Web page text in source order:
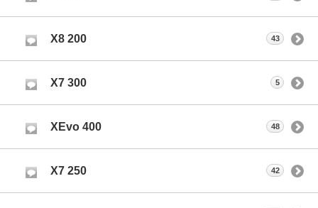
X8 200 43
X7 300 5
XEvo 400 48
Χ7 250 42